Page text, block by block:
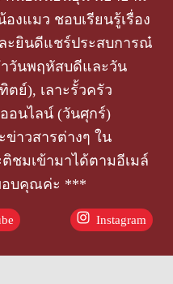
งแมว ชอบเรียนรู้เรื่อง
ะยินดีแชร์ประสบการณ๋
ำวันพฤหัสบดีและวัน
ย์), เลาะรั้วครัว
อนไลน์ (วันศุกร์)
าวสารต่างๆ ใน
ชมเข้ามาได้ตามอีเมล์
อบคุณค่ะ ***
Instagram